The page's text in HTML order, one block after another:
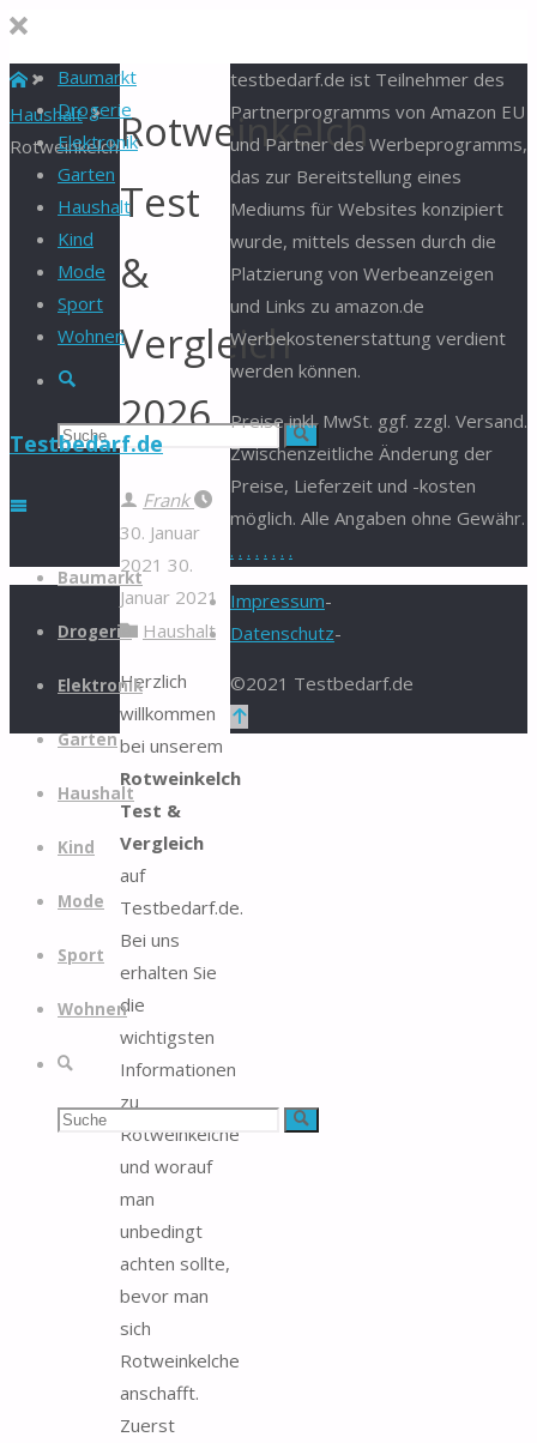
Baumarkt
Drogerie
Elektronik
Garten
Haushalt
Kind
Mode
Sport
Wohnen
Suche
Suchen Suche
Testbedarf.de
Zum
springen
Baumarkt
Drogerie
Elektronik
Garten
Haushalt
Kind
Mode
Sport
Wohnen
Suche
Suchen Suche
Start
Haushalt
RotweinkelchRotweinkelch
Test
&
Vergleich
2026
Frank
30. Januar
2021 30.
Januar 2021
Haushalt
Herzlich
willkommen
bei unserem
Rotweinkelch
Test &
Vergleich
auf
Testbedarf.de.
Bei uns
erhalten Sie
die
wichtigsten
Informationen
zu
Rotweinkelche
und worauf
man
unbedingt
achten sollte,
bevor man
sich
Rotweinkelche
anschafft.
Zuerst
testbedarf.de ist Teilnehmer des
Partnerprogramms von Amazon EU
und Partner des Werbeprogramms,
das zur Bereitstellung eines
Mediums für Websites konzipiert
wurde, mittels dessen durch die
Platzierung von Werbeanzeigen
und Links zu amazon.de
Werbekostenerstattung verdient
werden können.
Preise inkl. MwSt. ggf. zzgl. Versand.
Zwischenzeitliche Änderung der
Preise, Lieferzeit und -kosten
möglich. Alle Angaben ohne Gewähr.
. . . . . . . .
Impressum-
Datenschutz-
©2021 Testbedarf.de
Zurück
oben